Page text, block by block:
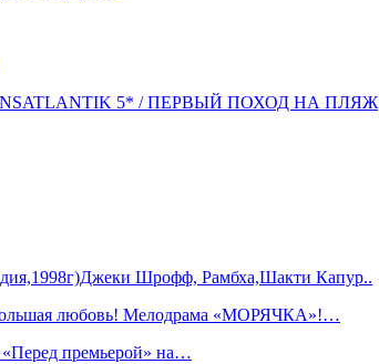
5* / ПЕРВЫЙ ПОХОД НА ПЛЯЖ
Шрофф, Рамбха,Шакти Капур..
любовь! Мелодрама «МОРЯЧКА»!…
премьерой» на…